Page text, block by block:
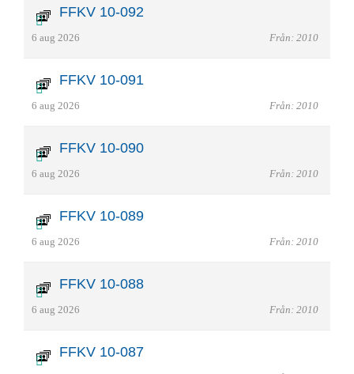
FFKV 10-092
6 aug 2026 Från: 2010
FFKV 10-091
6 aug 2026 Från: 2010
FFKV 10-090
6 aug 2026 Från: 2010
FFKV 10-089
6 aug 2026 Från: 2010
FFKV 10-088
6 aug 2026 Från: 2010
FFKV 10-087